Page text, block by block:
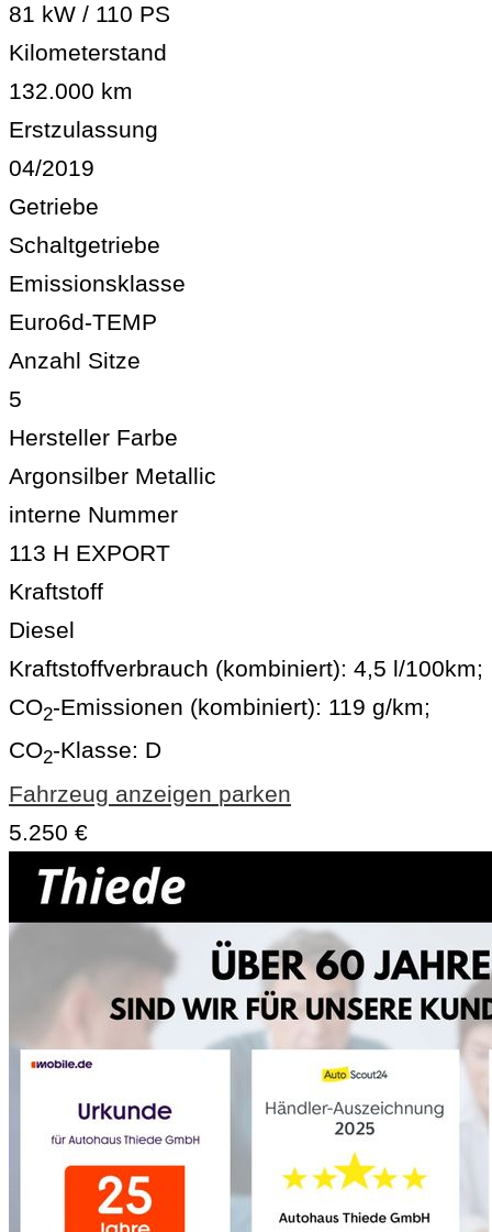
81 kW / 110 PS
Kilometerstand
132.000 km
Erstzulassung
04/2019
Getriebe
Schaltgetriebe
Emissionsklasse
Euro6d-TEMP
Anzahl Sitze
5
Hersteller Farbe
Argonsilber Metallic
interne Nummer
113 H EXPORT
Kraftstoff
Diesel
Kraftstoffverbrauch (kombiniert): 4,5 l/100km;
CO2-Emissionen (kombiniert): 119 g/km;
CO2-Klasse: D
Fahrzeug anzeigen parken
5.250 €